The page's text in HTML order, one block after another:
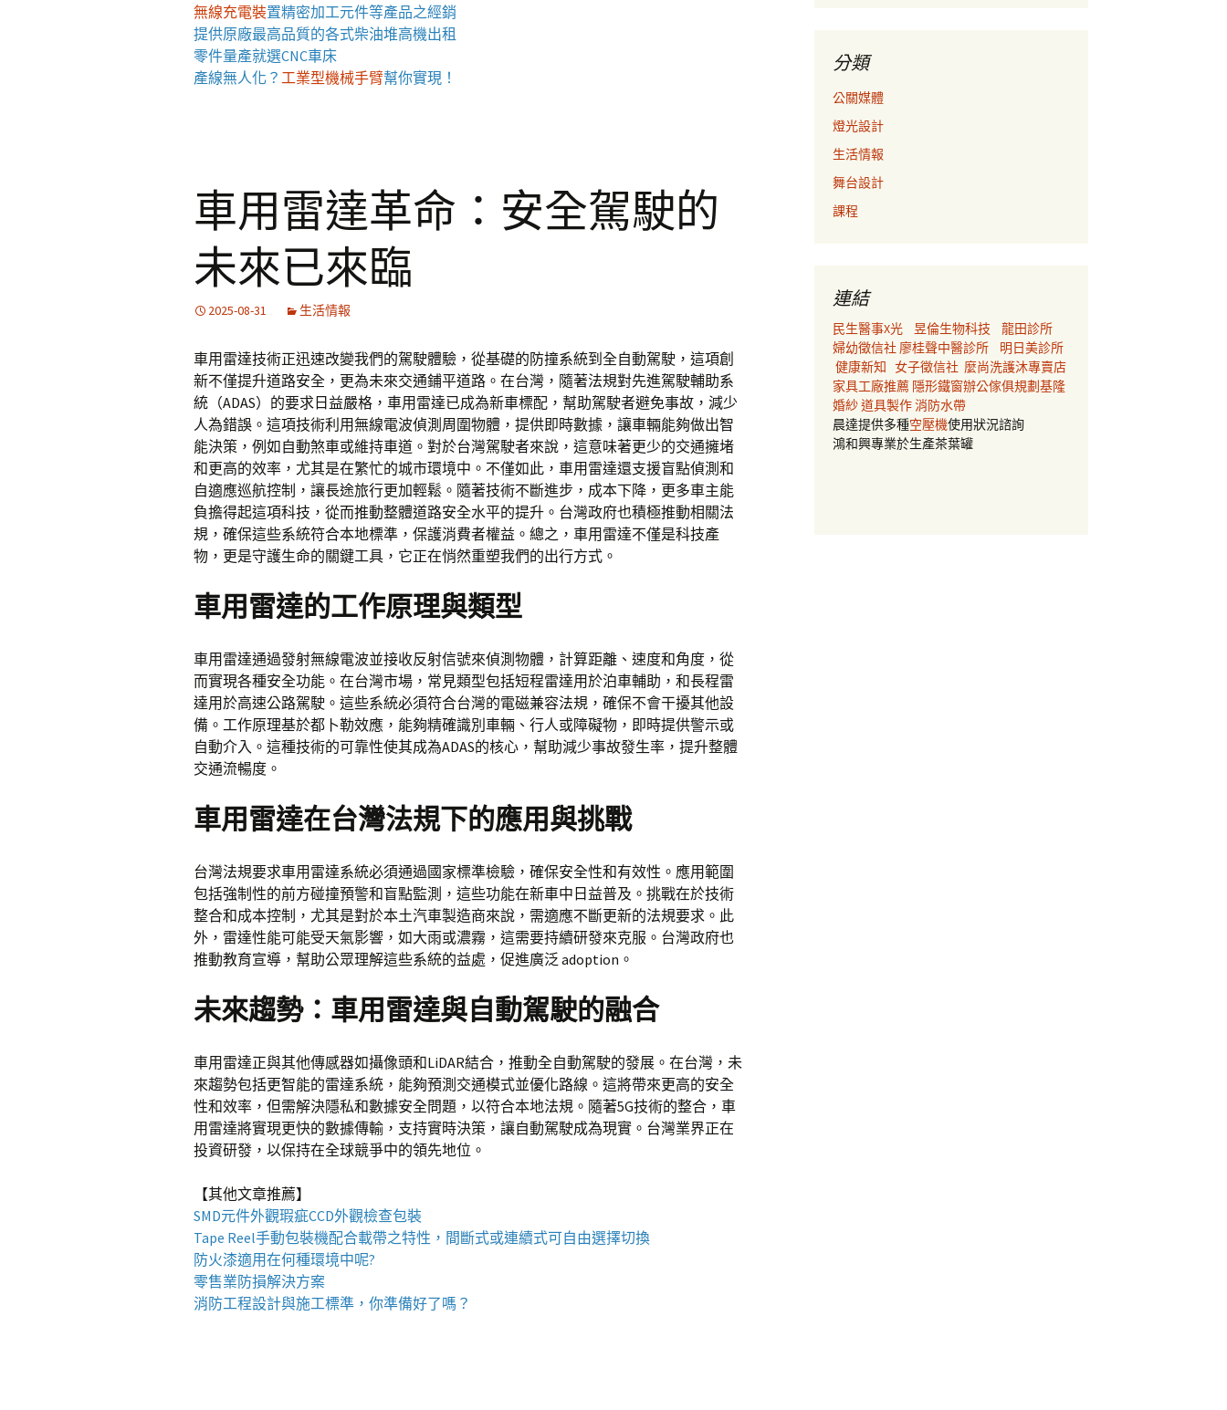
無線充電裝置精密加工元件等產品之經銷
提供原廠最高品質的各式柴油堆高機出租
零件量產就選CNC車床
產線無人化？ 工業型機械手臂幫你實現！
車用雷達革命：安全駕駛的
未來已來臨
2025-08-31 生活情報
車用雷達技術正迅速改變我們的駕駛體驗，從基礎的防撞系統到全自動駕駛，這項創
新不僅提升道路安全，更為未來交通鋪平道路。在台灣，隨著法規對先進駕駛輔助系
統（ADAS）的要求日益嚴格，車用雷達已成為新車標配，幫助駕駛者避免事故，減少
人為錯誤。這項技術利用無線電波偵測周圍物體，提供即時數據，讓車輛能夠做出智
能決策，例如自動煞車或維持車道。對於台灣駕駛者來說，這意味著更少的交通擁堵
和更高的效率，尤其是在繁忙的城市環境中。不僅如此，車用雷達還支援盲點偵測和
自適應巡航控制，讓長途旅行更加輕鬆。隨著技術不斷進步，成本下降，更多車主能
負擔得起這項科技，從而推動整體道路安全水平的提升。台灣政府也積極推動相關法
規，確保這些系統符合本地標準，保護消費者權益。總之，車用雷達不僅是科技產
物，更是守護生命的關鍵工具，它正在悄然重塑我們的出行方式。
車用雷達的工作原理與類型
車用雷達通過發射無線電波並接收反射信號來偵測物體，計算距離、速度和角度，從
而實現各種安全功能。在台灣市場，常見類型包括短程雷達用於泊車輔助，和長程雷
達用於高速公路駕駛。這些系統必須符合台灣的電磁兼容法規，確保不會干擾其他設
備。工作原理基於都卜勒效應，能夠精確識別車輛、行人或障礙物，即時提供警示或
自動介入。這種技術的可靠性使其成為ADAS的核心，幫助減少事故發生率，提升整體
交通流暢度。
車用雷達在台灣法規下的應用與挑戰
台灣法規要求車用雷達系統必須通過國家標準檢驗，確保安全性和有效性。應用範圍
包括強制性的前方碰撞預警和盲點監測，這些功能在新車中日益普及。挑戰在於技術
整合和成本控制，尤其是對於本土汽車製造商來說，需適應不斷更新的法規要求。此
外，雷達性能可能受天氣影響，如大雨或濃霧，這需要持續研發來克服。台灣政府也
推動教育宣導，幫助公眾理解這些系統的益處，促進廣泛 adoption。
未來趨勢：車用雷達與自動駕駛的融合
車用雷達正與其他傳感器如攝像頭和LiDAR結合，推動全自動駕駛的發展。在台灣，未
來趨勢包括更智能的雷達系統，能夠預測交通模式並優化路線。這將帶來更高的安全
性和效率，但需解決隱私和數據安全問題，以符合本地法規。隨著5G技術的整合，車
用雷達將實現更快的數據傳輸，支持實時決策，讓自動駕駛成為現實。台灣業界正在
投資研發，以保持在全球競爭中的領先地位。
【其他文章推薦】
SMD元件外觀瑕疵CCD外觀檢查包裝
Tape Reel手動包裝機配合載帶之特性，間斷式或連續式可自由選擇切換
防火漆適用在何種環境中呢?
零售業防損解決方案
消防工程設計與施工標準，你準備好了嗎？
分類
公關媒體
燈光設計
生活情報
舞台設計
課程
連結
民生醫事X光 昱倫生物科技
龍田診所
婦幼徵信社 廖桂聲中醫診所
明日美診所
健康新知 女子徵信社 麼尚洗護沐專賣店
家具工廠推薦 隱形鐵窗辦公傢俱規劃基隆
婚紗道具製作消防水帶
晨達提供多種空壓機使用狀況諮詢
鴻和興專業於生產茶葉罐